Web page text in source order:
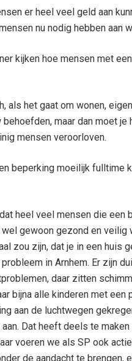
er heel veel geld aan
nu nodig hebben aan
kijken hoe mensen met
als het gaat om wonen,
maar dan moet
mensen veroorloven.
beperking moeilijk fulltime
heel veel mensen die een
gewoon gezond en veilig
zou zijn, dat je in een huis
in Arnhem. Er zijn
daar zitten
bijna alle kinderen met
aan de luchtwegen
Dat heeft deels te
voeren we als SP ook
de aandacht te brengen,